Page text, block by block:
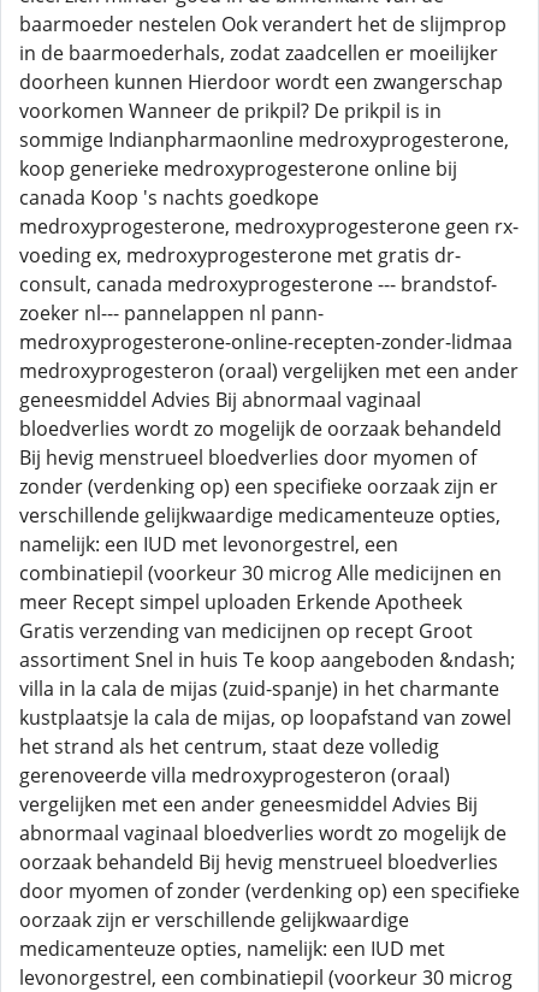
baarmoeder nestelen Ook verandert het de slijmprop
in de baarmoederhals, zodat zaadcellen er moeilijker
doorheen kunnen Hierdoor wordt een zwangerschap
voorkomen Wanneer de prikpil? De prikpil is in
sommige Indianpharmaonline medroxyprogesterone,
koop generieke medroxyprogesterone online bij
canada Koop 's nachts goedkope
medroxyprogesterone, medroxyprogesterone geen rx-
voeding ex, medroxyprogesterone met gratis dr-
consult, canada medroxyprogesterone --- brandstof-
zoeker nl--- pannelappen nl pann-
medroxyprogesterone-online-recepten-zonder-lidmaa
medroxyprogesteron (oraal) vergelijken met een ander
geneesmiddel Advies Bij abnormaal vaginaal
bloedverlies wordt zo mogelijk de oorzaak behandeld
Bij hevig menstrueel bloedverlies door myomen of
zonder (verdenking op) een specifieke oorzaak zijn er
verschillende gelijkwaardige medicamenteuze opties,
namelijk: een IUD met levonorgestrel, een
combinatiepil (voorkeur 30 microg Alle medicijnen en
meer Recept simpel uploaden Erkende Apotheek
Gratis verzending van medicijnen op recept Groot
assortiment Snel in huis Te koop aangeboden &ndash;
villa in la cala de mijas (zuid-spanje) in het charmante
kustplaatsje la cala de mijas, op loopafstand van zowel
het strand als het centrum, staat deze volledig
gerenoveerde villa medroxyprogesteron (oraal)
vergelijken met een ander geneesmiddel Advies Bij
abnormaal vaginaal bloedverlies wordt zo mogelijk de
oorzaak behandeld Bij hevig menstrueel bloedverlies
door myomen of zonder (verdenking op) een specifieke
oorzaak zijn er verschillende gelijkwaardige
medicamenteuze opties, namelijk: een IUD met
levonorgestrel, een combinatiepil (voorkeur 30 microg